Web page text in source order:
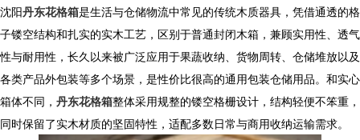
沈阳丹东花格箱是生活与仓储物流中常见的传统木质器具，凭借通透的格
子镂空结构和扎实的实木工艺，区别于普通封闭木箱，兼顾实用性、透气
性与耐用性，长久以来被广泛应用于果蔬收纳、货物周转、仓储堆放以及
各类产品外包装等多个场景，是性价比很高的通用包装仓储用品。和实心
箱体不同， 丹东花格箱整体采用规整的镂空格栅设计，结构轻便不笨重，
同时保留了实木材质的坚固特性，适配多数日常与商用收纳运输需求。